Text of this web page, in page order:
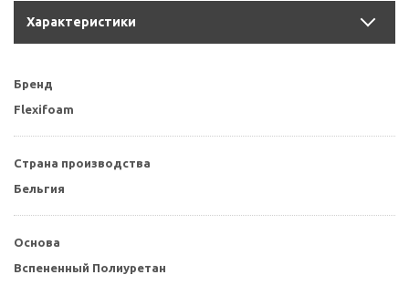
Характеристики
Бренд
Flexifoam
Страна производства
Бельгия
Основа
Вспененный Полиуретан